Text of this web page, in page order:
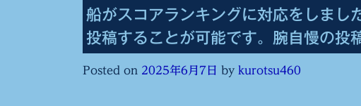
う
プ
船がスコアランキングに対応をしま
投稿することが可能です。腕自慢の投
Posted on 2025年6月7日 by kurotsu460